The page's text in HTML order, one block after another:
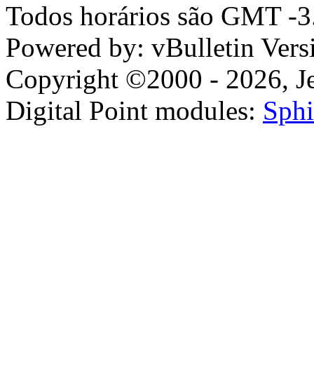
Todos horários são GMT -
Powered by: vBulletin
Copyright ©2000 - 2026,
Digital Point modules: